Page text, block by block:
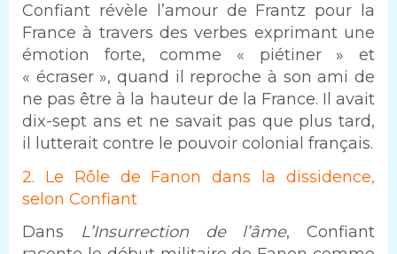
Confiant révèle l’amour de Frantz pour la
France à travers des verbes exprimant une
émotion forte, comme « piétiner » et
« écraser », quand il reproche à son ami de
ne pas être à la hauteur de la France. Il avait
dix-sept ans et ne savait pas que plus tard,
il lutterait contre le pouvoir colonial français.
2. Le Rôle de Fanon dans la dissidence,
selon Confiant
Dans
L’Insurrection de l’âme, Confiant